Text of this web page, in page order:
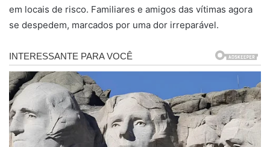
em locais de risco. Familiares e amigos das vítimas agora
se despedem, marcados por uma dor irreparável.